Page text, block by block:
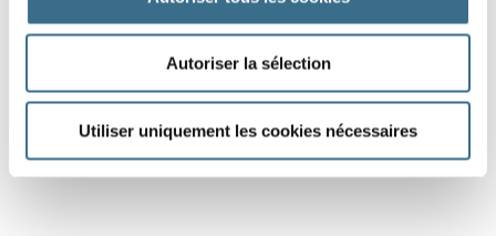
Autoriser la sélection
Utiliser uniquement les cookies nécessaires